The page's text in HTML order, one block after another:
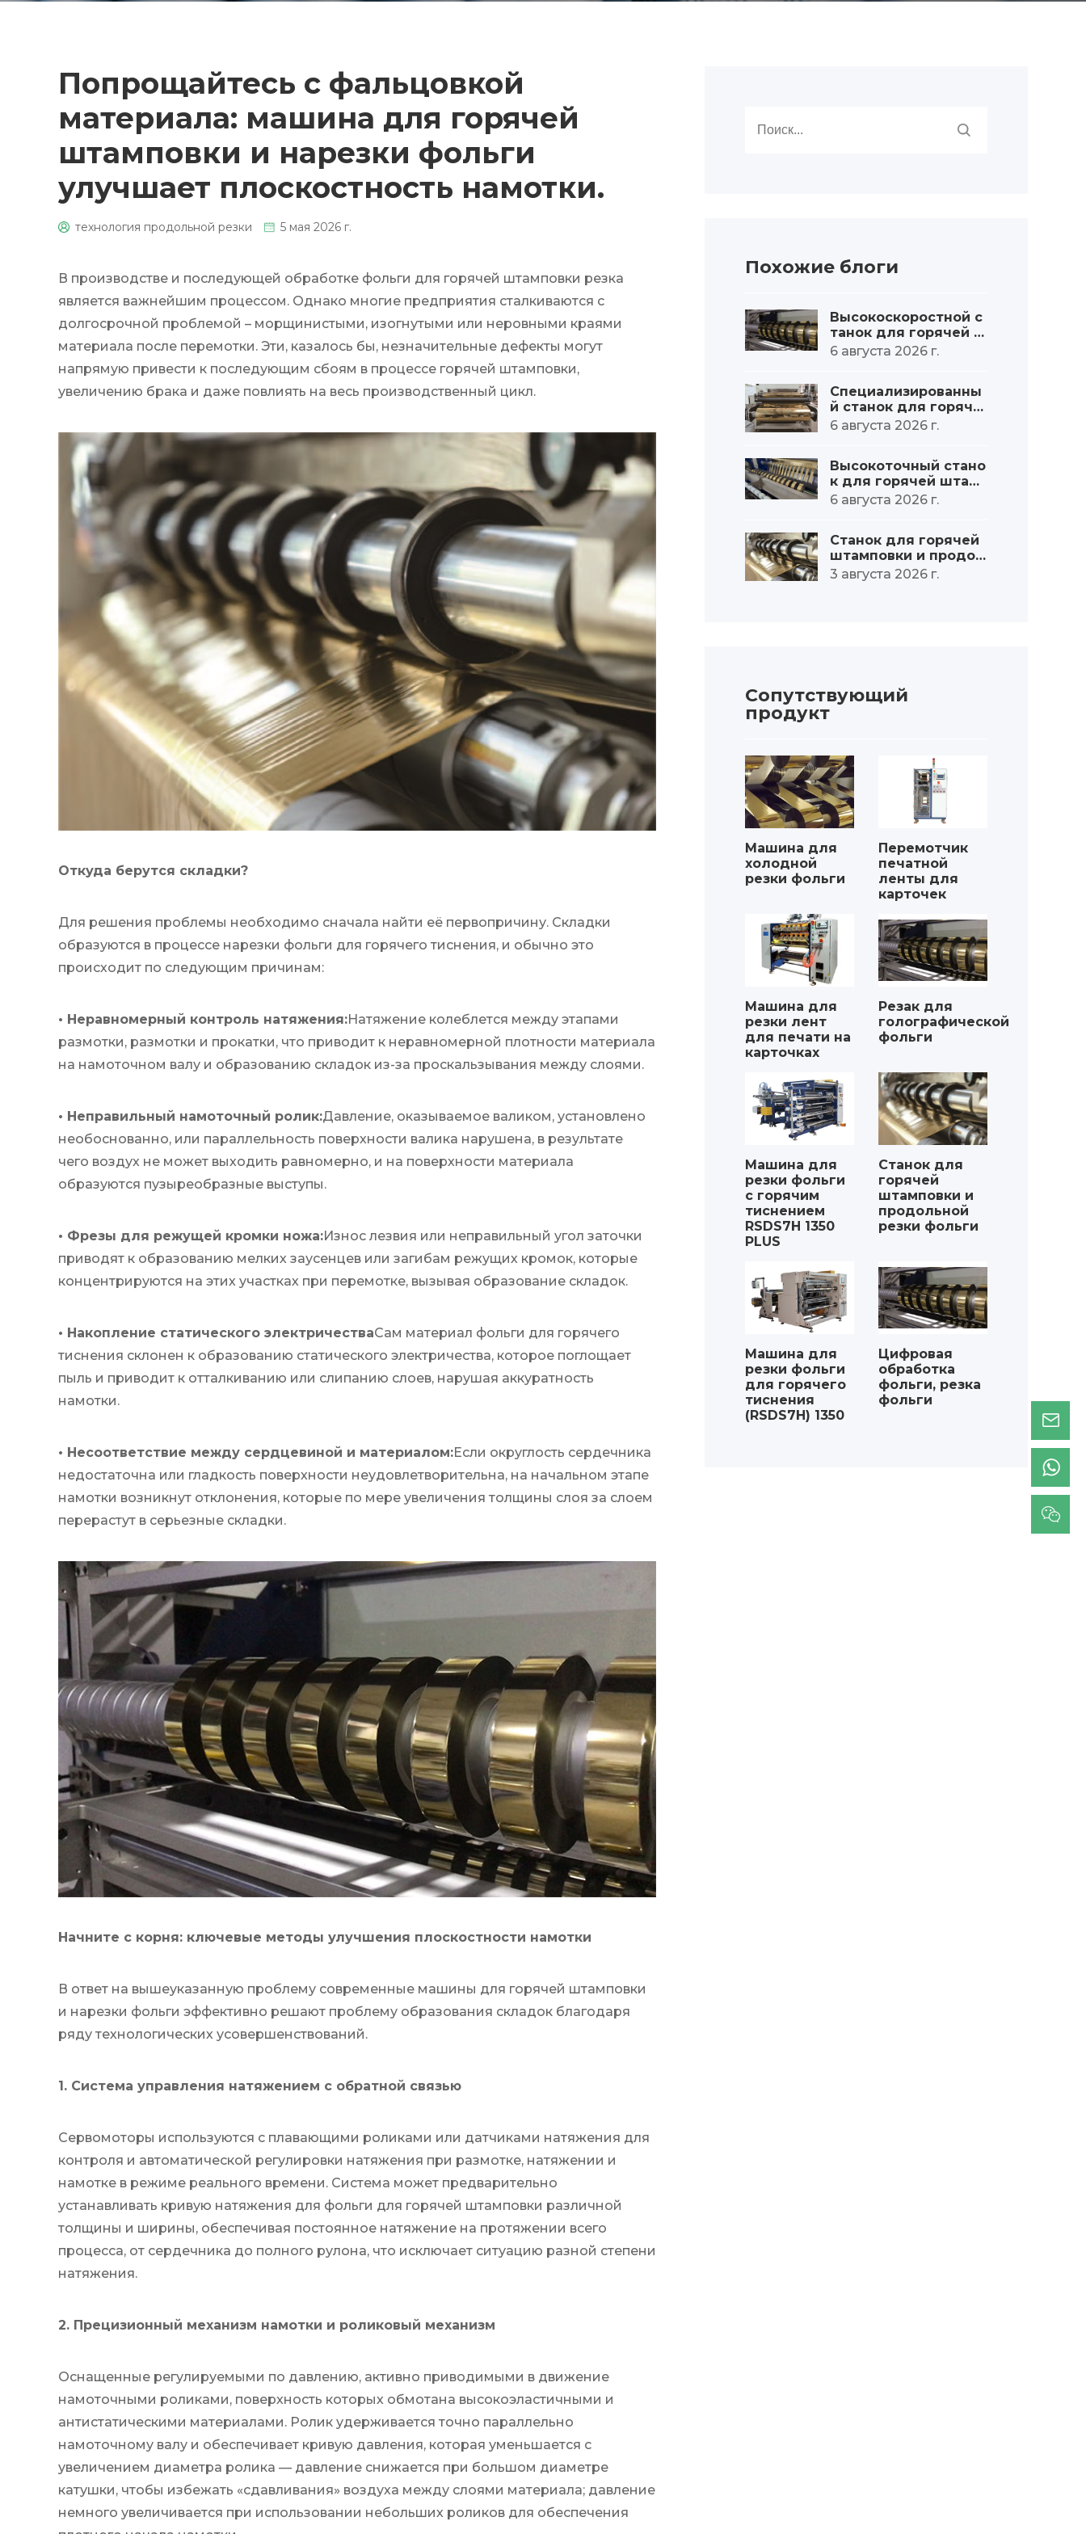
Попрощайтесь с фальцовкой
материала: машина для горячей
штамповки и нарезки фольги
улучшает плоскостность намотки.
технология продольной резки 5 мая 2026 г.
В производстве и последующей обработке фольги для горячей штамповки резка
является важнейшим процессом. Однако многие предприятия сталкиваются с
долгосрочной проблемой – морщинистыми, изогнутыми или неровными краями
материала после перемотки. Эти, казалось бы, незначительные дефекты могут
напрямую привести к последующим сбоям в процессе горячей штамповки,
увеличению брака и даже повлиять на весь производственный цикл.
Откуда берутся складки?
Для решения проблемы необходимо сначала найти её первопричину. Складки
образуются в процессе нарезки фольги для горячего тиснения, и обычно это
происходит по следующим причинам:
• Неравномерный контроль натяжения:Натяжение колеблется между этапами
размотки, размотки и прокатки, что приводит к неравномерной плотности материала
на намоточном валу и образованию складок из-за проскальзывания между слоями.
• Неправильный намоточный ролик:Давление, оказываемое валиком, установлено
необоснованно, или параллельность поверхности валика нарушена, в результате
чего воздух не может выходить равномерно, и на поверхности материала
образуются пузыреобразные выступы.
• Фрезы для режущей кромки ножа:Износ лезвия или неправильный угол заточки
приводят к образованию мелких заусенцев или загибам режущих кромок, которые
концентрируются на этих участках при перемотке, вызывая образование складок.
• Накопление статического электричестваСам материал фольги для горячего
тиснения склонен к образованию статического электричества, которое поглощает
пыль и приводит к отталкиванию или слипанию слоев, нарушая аккуратность
намотки.
• Несоответствие между сердцевиной и материалом:Если округлость сердечника
недостаточна или гладкость поверхности неудовлетворительна, на начальном этапе
намотки возникнут отклонения, которые по мере увеличения толщины слоя за слоем
перерастут в серьезные складки.
Начните с корня: ключевые методы улучшения плоскостности намотки
В ответ на вышеуказанную проблему современные машины для горячей штамповки
и нарезки фольги эффективно решают проблему образования складок благодаря
ряду технологических усовершенствований.
1. Система управления натяжением с обратной связью
Сервомоторы используются с плавающими роликами или датчиками натяжения для
контроля и автоматической регулировки натяжения при размотке, натяжении и
намотке в режиме реального времени. Система может предварительно
устанавливать кривую натяжения для фольги для горячей штамповки различной
толщины и ширины, обеспечивая постоянное натяжение на протяжении всего
процесса, от сердечника до полного рулона, что исключает ситуацию разной степени
натяжения.
2. Прецизионный механизм намотки и роликовый механизм
Оснащенные регулируемыми по давлению, активно приводимыми в движение
намоточными роликами, поверхность которых обмотана высокоэластичными и
антистатическими материалами. Ролик удерживается точно параллельно
намоточному валу и обеспечивает кривую давления, которая уменьшается с
увеличением диаметра ролика — давление снижается при большом диаметре
катушки, чтобы избежать «сдавливания» воздуха между слоями материала; давление
немного увеличивается при использовании небольших роликов для обеспечения
Похожие блоги
Высокоскоростной с
танок для горячей ш
тамповки и нарезки
фольги – увеличение
и.
6 августа 2026 г.
Специализированны
й станок для горяче
й штамповки и нарез
ки фольги большого
6 августа 2026 г.
Высокоточный стано
к для горячей штам
повки и нарезки фол
ьги – минимальная п
6 августа 2026 г.
Станок для горячей
штамповки и продол
ьной резки фольги с
о стабильным контр
3 августа 2026 г.
Сопутствующий
продукт
Машина для
холодной
резки фольги
Перемотчик
печатной
ленты для
карточек
Машина для
резки лент
для печати на
карточках
Резак для
голографической
фольги
Машина для
резки фольги
с горячим
тиснением
RSDS7H 1350
PLUS
Станок для
горячей
штамповки и
продольной
резки фольги
Машина для
резки фольги
для горячего
тиснения
(RSDS7H) 1350
Цифровая
обработка
фольги, резка
фольги